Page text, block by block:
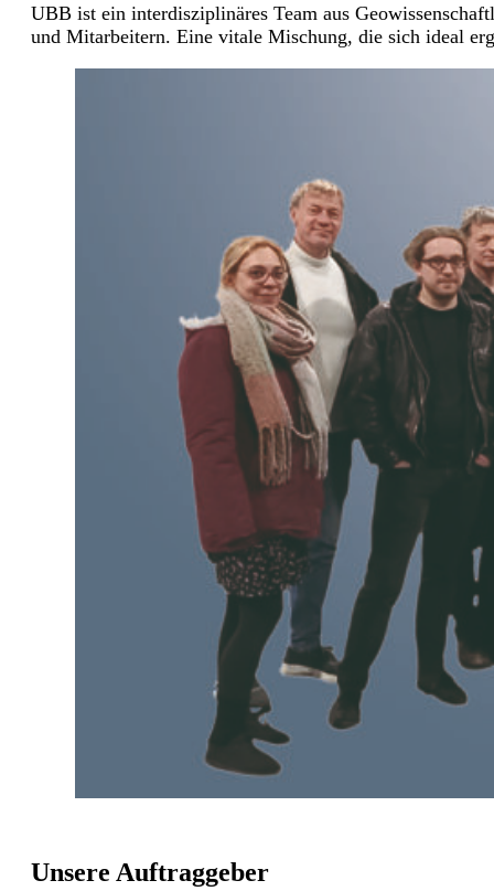
UBB ist ein interdisziplinäres Team aus
und Mitarbeitern. Eine vitale Mischung, die sich ideal
Unsere Auftraggeber